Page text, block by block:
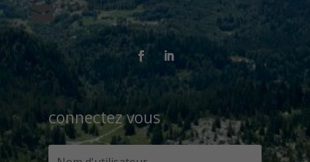
 contact@lesfortstrotters.fr
connectez vous